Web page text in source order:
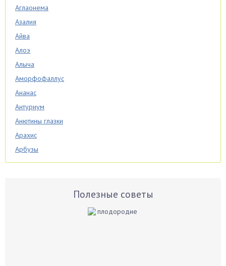
Аглаонема
Азалия
Айва
Алоэ
Алыча
Аморфофаллус
Ананас
Антуриум
Анютины глазки
Арахис
Арбузы
Аспарагус
Полезные советы